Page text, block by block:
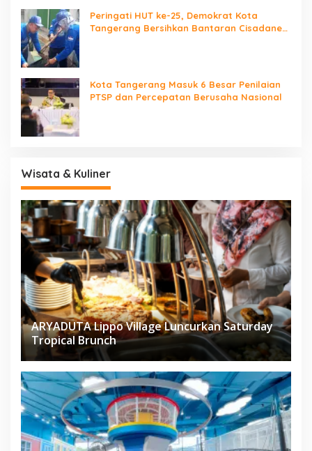
Peringati HUT ke-25, Demokrat Kota
Tangerang Bersihkan Bantaran Cisadane
Kota Tangerang Masuk 6 Besar Penilaian
PTSP dan Percepatan Berusaha Nasional
Wisata & Kuliner
ARYADUTA Lippo Village Luncurkan Saturday
Tropical Brunch